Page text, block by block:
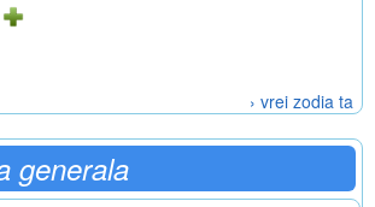
› vrei zodia ta
generala